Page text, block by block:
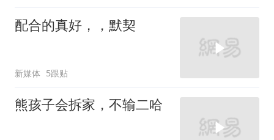
配合的真好，，默契
新媒体 5跟贴
熊孩子会拆家，不输二哈